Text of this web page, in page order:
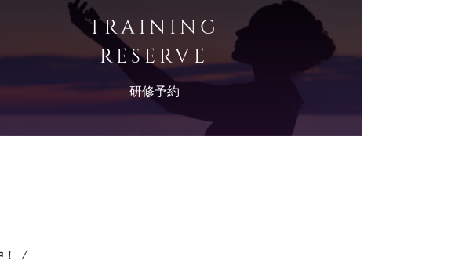
TRAINING
RESERVE
研修予約